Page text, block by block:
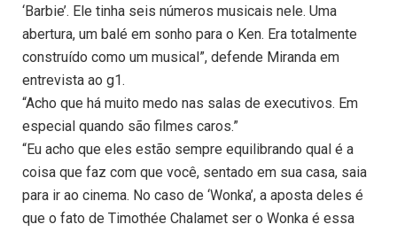
‘Barbie’. Ele tinha seis números musicais nele. Uma
abertura, um balé em sonho para o Ken. Era totalmente
construído como um musical”, defende Miranda em
entrevista ao g1.
“Acho que há muito medo nas salas de executivos. Em
especial quando são filmes caros.”
“Eu acho que eles estão sempre equilibrando qual é a
coisa que faz com que você, sentado em sua casa, saia
para ir ao cinema. No caso de ‘Wonka’, a aposta deles é
que o fato de Timothée Chalamet ser o Wonka é essa